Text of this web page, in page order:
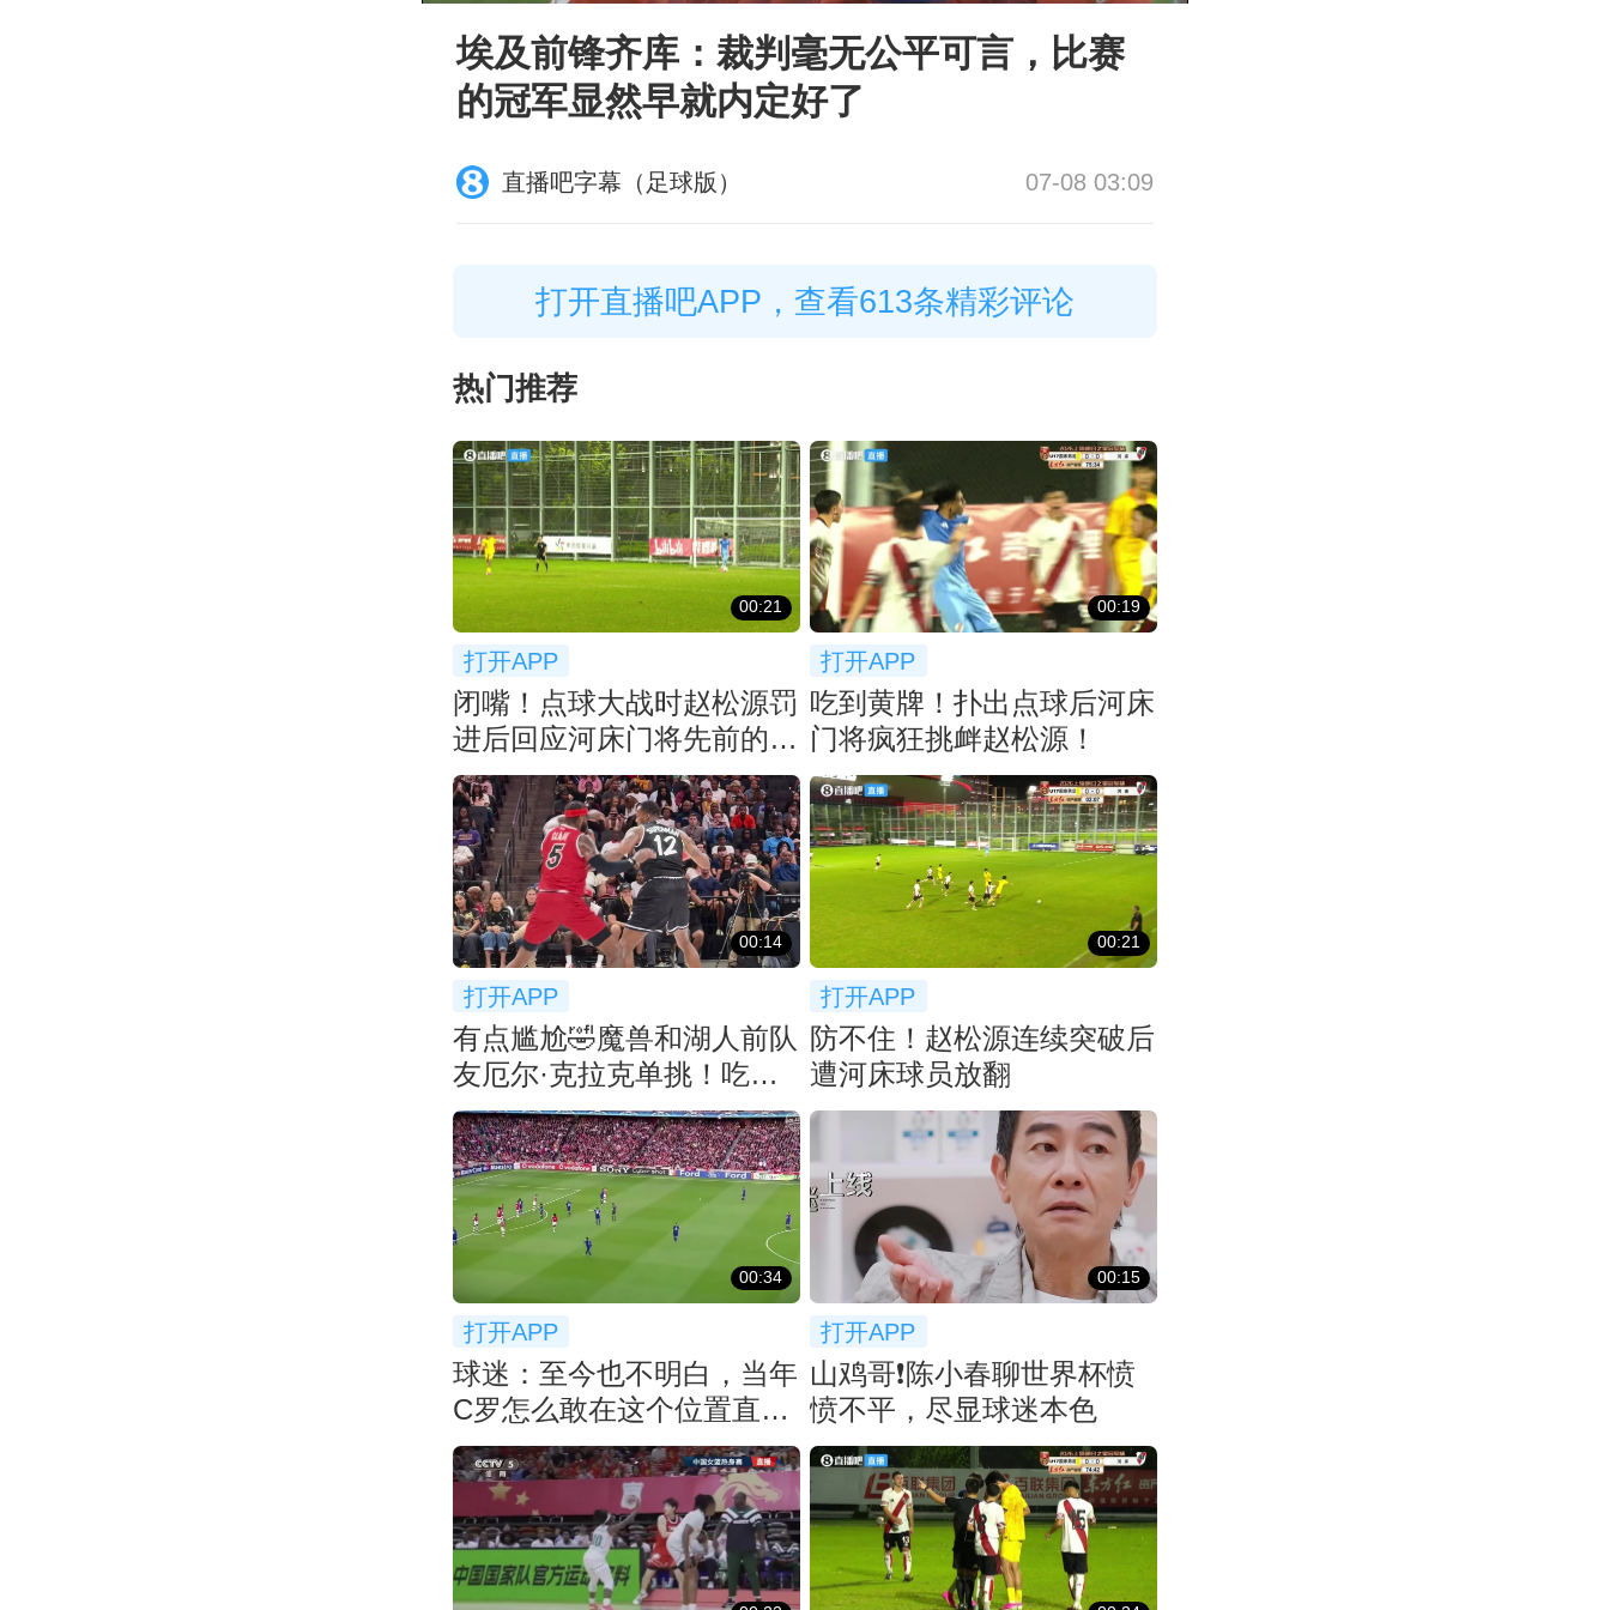
埃及前锋齐库：裁判毫无公平可言，比赛
的冠军显然早就内定好了
直播吧字幕（足球版） 07-08 03:09
打开直播吧APP，查看613条精彩评论
热门推荐
00:21
打开APP
闭嘴！点球大战时赵松源罚
进后回应河床门将先前的挑
衅
00:19
打开APP
吃到黄牌！扑出点球后河床
门将疯狂挑衅赵松源！
00:14
打开APP
有点尴尬🤣魔兽和湖人前队
友厄尔·克拉克单挑！吃了
个大帽！
00:21
打开APP
防不住！赵松源连续突破后
遭河床球员放翻
00:34
打开APP
球迷：至今也不明白，当年
C罗怎么敢在这个位置直接
射门
00:15
打开APP
山鸡哥❗️陈小春聊世界杯愤
愤不平，尽显球迷本色